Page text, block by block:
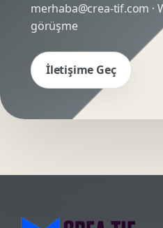
merhaba@crea-tif.com ·
görüşme
İletişime Geç